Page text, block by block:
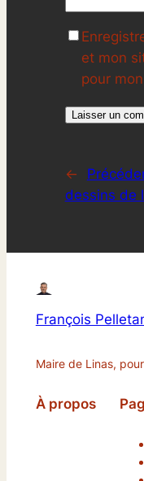
et mon
pour
←
dessins de
François
Maire de Linas,
À propos